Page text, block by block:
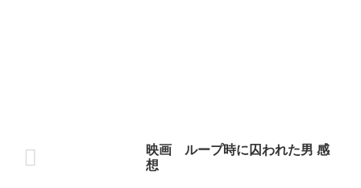
映画 ループ時に囚われた男 感
想